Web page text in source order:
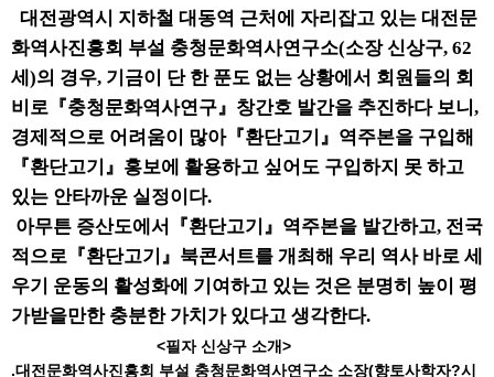
대전광역시 지하철 대동역 근처에 자리잡고 있는 대전문
화역사진흥회 부설 충청문화역사연구소(소장 신상구, 62
세)의 경우, 기금이 단 한 푼도 없는 상황에서 회원들의 회
비로『충청문화역사연구』창간호 발간을 추진하다 보니,
경제적으로 어려움이 많아『환단고기』역주본을 구입해
『환단고기』홍보에 활용하고 싶어도 구입하지 못 하고
있는 안타까운 실정이다.
아무튼 증산도에서『환단고기』역주본을 발간하고, 전국
적으로『환단고기』북콘서트를 개최해 우리 역사 바로 세
우기 운동의 활성화에 기여하고 있는 것은 분명히 높이 평
가받을만한 충분한 가치가 있다고 생각한다.
<필자 신상구 소개>
.대전문화역사진흥회 부설 충청문화역사연구소 소장(향토사학자?시